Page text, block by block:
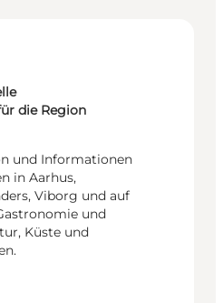
die Region
und Informationen
in Aarhus,
Viborg und auf
und
Küste und